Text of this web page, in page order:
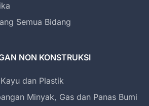
Semua Bidang
NON KONSTRUKSI
dan Plastik
Minyak, Gas dan Panas Bumi